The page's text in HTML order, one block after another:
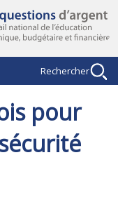
Rechercher
pour